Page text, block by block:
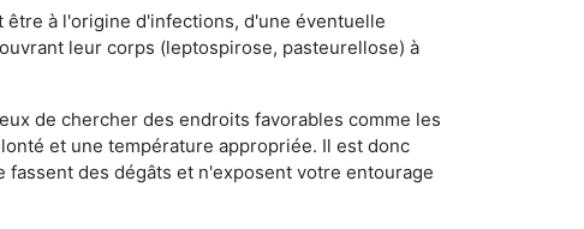
à l'origine d'infections, d'une éventuelle
leur corps (leptospirose, pasteurellose) à
de chercher des endroits favorables comme les
et une température appropriée. Il est donc
des dégâts et n'exposent votre entourage